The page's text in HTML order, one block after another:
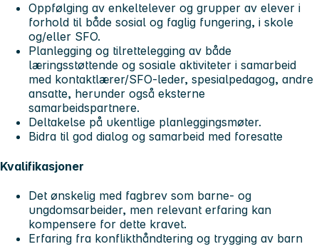
Oppfølging av enkeltelever og grupper av elever i
forhold til både sosial og faglig fungering, i skole
og/eller SFO.
Planlegging og tilrettelegging av både
læringsstøttende og sosiale aktiviteter i samarbeid
med kontaktlærer/SFO-leder, spesialpedagog, andre
ansatte, herunder også eksterne
samarbeidspartnere.
Deltakelse på ukentlige planleggingsmøter.
Bidra til god dialog og samarbeid med foresatte
Kvalifikasjoner
Det ønskelig med fagbrev som barne- og
ungdomsarbeider, men relevant erfaring kan
kompensere for dette kravet.
Erfaring fra konflikthåndtering og trygging av barn